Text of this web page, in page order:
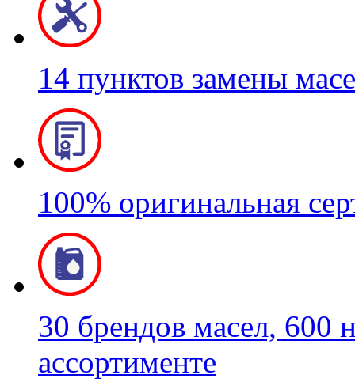
14 пунктов замены
100% оригинальная
30 брендов масел, 600
ассортименте